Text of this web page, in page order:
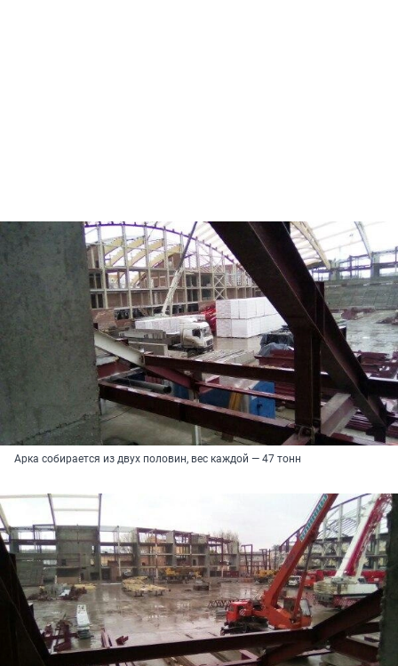
Арка собирается из двух половин, вес каждой — 47 тонн